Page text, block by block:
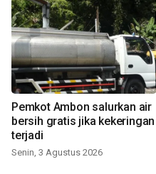
Pemkot Ambon salurkan air
bersih gratis jika kekeringan
terjadi
Senin, 3 Agustus 2026